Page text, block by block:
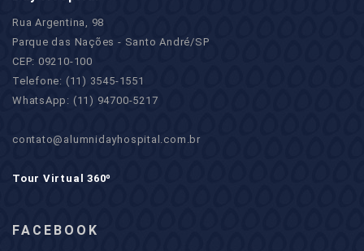
Rua Argentina, 98
Parque das Nações - Santo André/SP
CEP: 09210-100
Telefone: (11) 3545-1551
WhatsApp: (11) 94700-5217
contato@alumnidayhospital.com.br
Tour Virtual 360º
FACEBOOK